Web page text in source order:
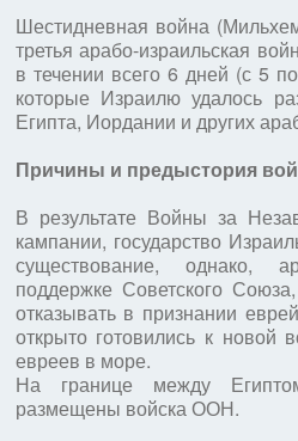
Шестидневная война
третья арабо-израильская
в течении всего 6 дней (с 5
которые Израилю удалось
Египта, Иордании и других
Причины и предыстория
В результате Войны за
кампании, государство
существование, однако,
поддержке Советского
отказывать в признании
открыто готовились к новой
евреев в море.
На границе между
размещены войска ООН.